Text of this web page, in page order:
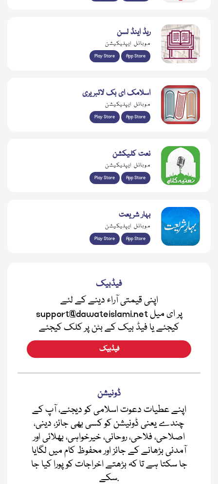
ریڈ اینڈ لسن
موبائل ایپلیکیشن
Play Store App Store
اسلامک ای بک لائبریری
موبائل ایپلیکیشن
Play Store App Store
نعت کلیکشن
موبائل ایپلیکیشن
Play Store App Store
بہار شریعت
موبائل ایپلیکیشن
Play Store App Store
فیڈبیک
اپنی قیمتی آراء دینے کے لئے
support@dawateislami.net پر ای میل
کیجئے یا فیڈ بیک کے بٹن پر کلک کیجئے
فیڈبیک
ڈونیشن
اپنے عطیات دعوت اسلامی کو دیجئے، آپ کے
چندے یعنی ڈونیشن کو کسی بھی جائز، دینی،
اصلاحی، فلاحی، روحانی، خیرخواہی، بھلائی اور
آمدنی بڑھانے کے جائز اور محفوظ کام میں لگایا
جا سکتا ہے تا کہ بڑھتے اخراجات کو پورا کیا جا
سکے.